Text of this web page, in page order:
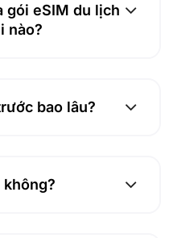
gói eSIM du lịch
nào?
bao lâu?